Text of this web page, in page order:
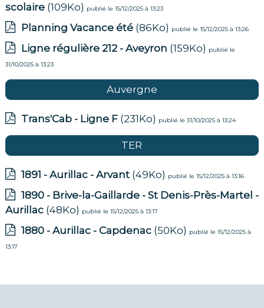
scolaire(109Ko) publié le 15/12/2025 à 13:23
Planning Vacance été(86Ko) publié le 15/12/2025 à 13:26
Ligne régulière 212 - Aveyron (159Ko) publié le
31/10/2025 à 13:23
Auvergne
Trans'Cab - Ligne F(231Ko) publié le 31/10/2025 à 13:24
TER
1891 - Aurillac - Arvant(49Ko) publié le 15/12/2025 à 13:16
1890 - Brive-la-Gaillarde - St Denis-Près-Martel -
Aurillac(48Ko) publié le 15/12/2025 à 13:17
1880 - Aurillac - Capdenac(50Ko) publié le 15/12/2025 à
13:17